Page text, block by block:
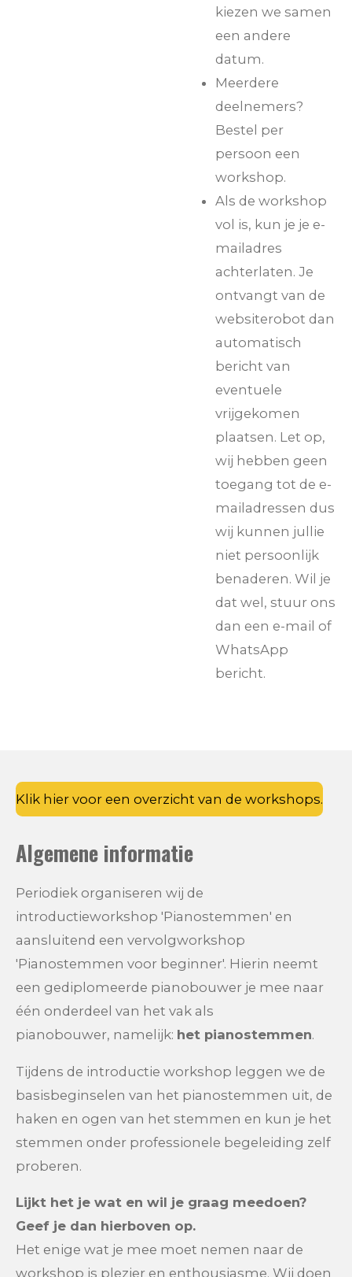
kiezen we samen
een andere
datum.
Meerdere
deelnemers?
Bestel per
persoon een
workshop.
Als de workshop
vol is, kun je je e-
mailadres
achterlaten. Je
ontvangt van de
websiterobot dan
automatisch
bericht van
eventuele
vrijgekomen
plaatsen. Let op,
wij hebben geen
toegang tot de e-
mailadressen dus
wij kunnen jullie
niet persoonlijk
benaderen. Wil je
dat wel, stuur ons
dan een e-mail of
WhatsApp
bericht.
Klik hier voor een overzicht van de workshops.
Algemene informatie
Periodiek organiseren wij de
introductieworkshop 'Pianostemmen' en
aansluitend een vervolgworkshop
'Pianostemmen voor beginner'. Hierin neemt
een gediplomeerde pianobouwer je mee naar
één onderdeel van het vak als
pianobouwer, namelijk: het pianostemmen.
Tijdens de introductie workshop leggen we de
basisbeginselen van het pianostemmen uit, de
haken en ogen van het stemmen en kun je het
stemmen onder professionele begeleiding zelf
proberen.
Lijkt het je wat en wil je graag meedoen?
Geef je dan hierboven op.
Het enige wat je mee moet nemen naar de
workshop is plezier en enthousiasme. Wij doen